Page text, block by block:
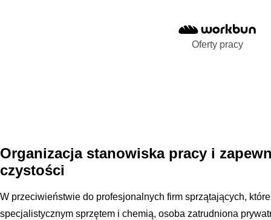
Oferty pracy
Organizacja stanowiska pracy i
czystości
W przeciwieństwie do profesjonalnych firm sprzątających,
specjalistycznym sprzętem i chemią, osoba zatrudniona